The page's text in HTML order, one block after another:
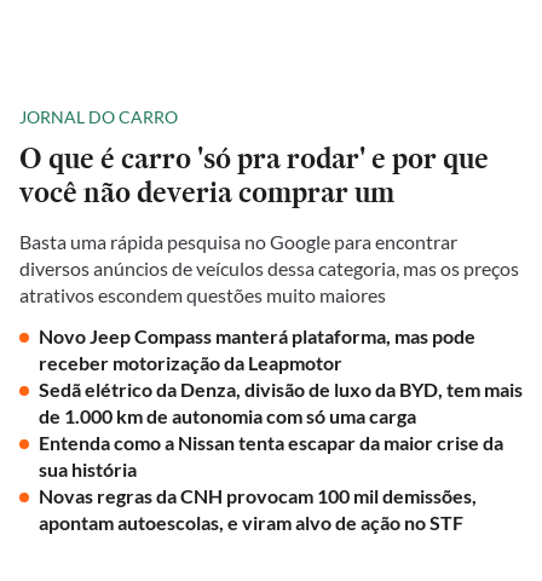
JORNAL DO CARRO
O que é carro 'só pra rodar' e por que
você não deveria comprar um
Basta uma rápida pesquisa no Google para encontrar
diversos anúncios de veículos dessa categoria, mas os preços
atrativos escondem questões muito maiores
Novo Jeep Compass manterá plataforma, mas pode
receber motorização da Leapmotor
Sedã elétrico da Denza, divisão de luxo da BYD, tem mais
de 1.000 km de autonomia com só uma carga
Entenda como a Nissan tenta escapar da maior crise da
sua história
Novas regras da CNH provocam 100 mil demissões,
apontam autoescolas, e viram alvo de ação no STF